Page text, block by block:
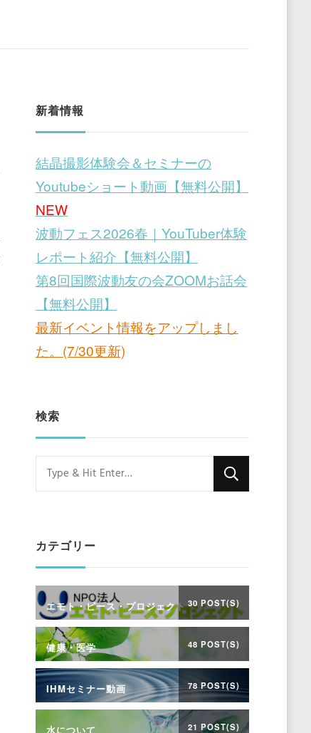
新着情報
結晶撮影体験会＆セミナーの
Youtubeショート動画【無料公開】
NEW
波動フェス2026春｜YouTuber体験
レポート紹介【無料公開】
第8回国際波動友の会ZOOMお話会
【無料公開】
最新イベント情報をアップしまし
た。(7/30更新)
検索
Looking
for
カテゴリー
エモト・ピース・プロジェクト30 POST(S)
健康・医学 48 POST(S)
IHMセミナー動画 78 POST(S)
水について 21 POST(S)